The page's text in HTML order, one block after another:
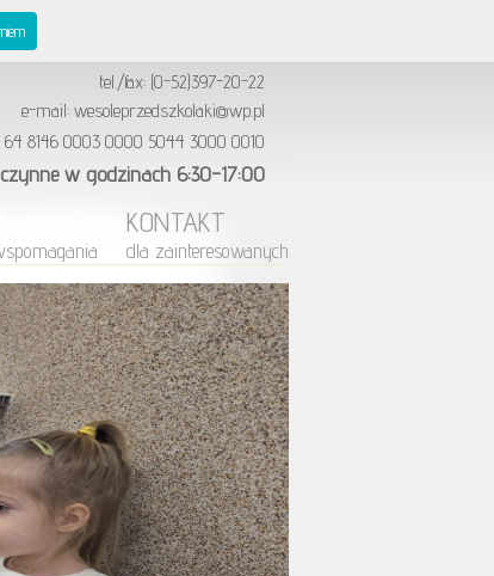
"Wesołe Przedszkolaki"
tel./fax: (0-52)397-20-22
e-mail: wesoleprzedszkolaki@wp.pl
64 8146 0003 0000 5044 3000 0010
w godzinach 6:30-17:00
KONTAKT
dla zainteresowanych